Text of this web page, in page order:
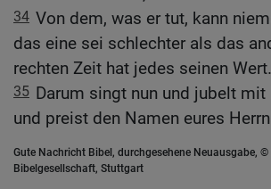
34 Von dem, was er tut, kann
das eine sei schlechter als das
rechten Zeit hat jedes seinen Wert.
35 Darum singt nun und jubelt mit
und preist den Namen eures
Gute Nachricht Bibel, durchgesehene Neuausgabe,
Bibelgesellschaft, Stuttgart